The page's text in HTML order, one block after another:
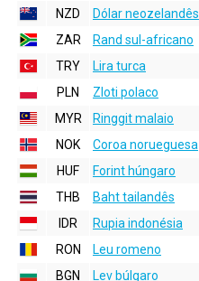
NZD
Dólar neozelandês
ZAR
Rand sul-africano
TRY
Lira turca
PLN
Zloti polaco
MYR
Ringgit malaio
NOK
Coroa norueguesa
HUF
Forint húngaro
THB
Baht tailandês
IDR
Rupia indonésia
RON
Leu romeno
BGN
Lev búlgaro